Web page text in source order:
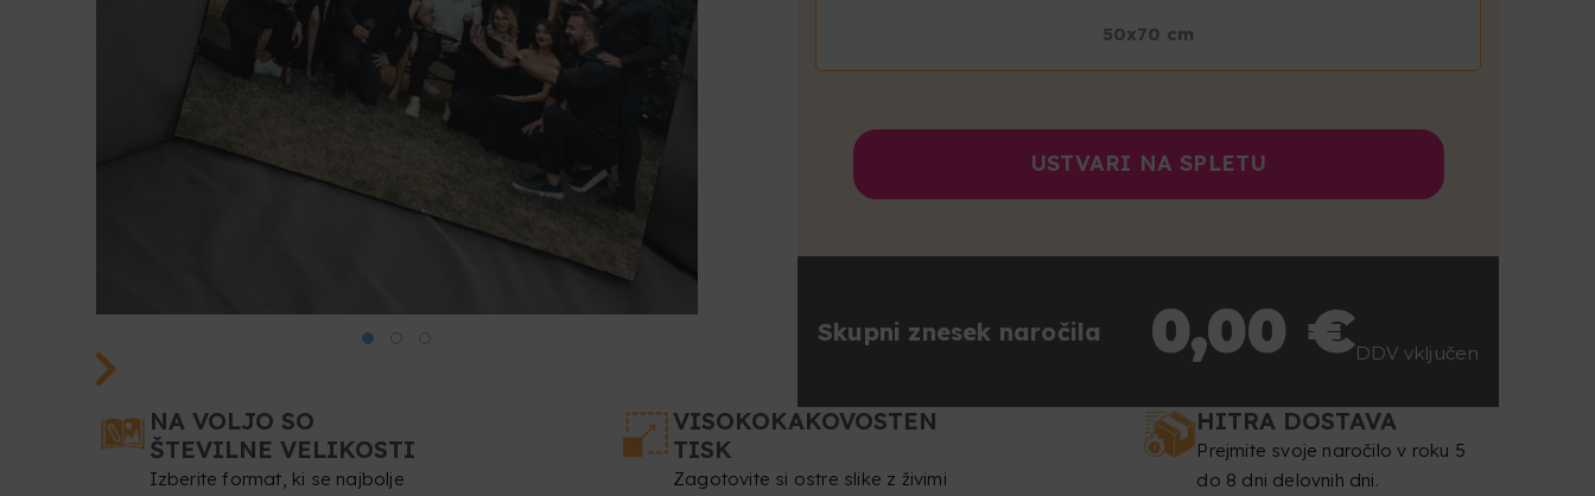
50x70 cm
USTVARI NA SPLETU
Skupni znesek naročila 0,00 €DDV vključen
NA VOLJO SO
ŠTEVILNE VELIKOSTI
Izberite format, ki se najbolje
VISOKOKAKOVOSTEN
TISK
Zagotovite si ostre slike z živimi
HITRA DOSTAVA
Prejmite svoje naročilo v roku 5
do 8 dni delovnih dni.